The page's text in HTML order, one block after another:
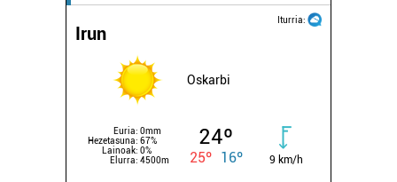
Iturria:
Irun
Oskarbi
Euria: 0mm
Hezetasuna: 67%
Lainoak: 0%
Elurra: 4500m
24º
25º 16º 9 km/h